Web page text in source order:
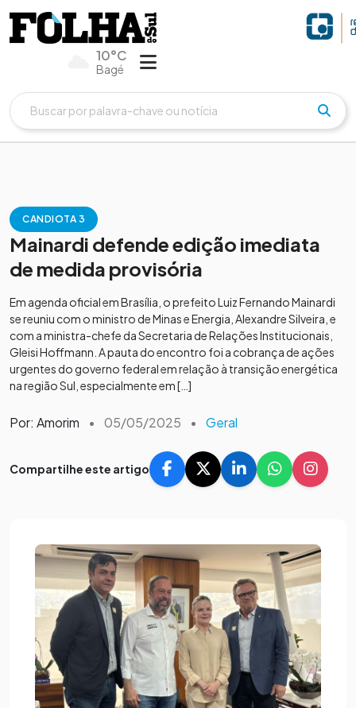
10°C
Bagé
CANDIOTA 3
Mainardi defende edição imediata
de medida provisória
Em agenda oficial em Brasília, o prefeito Luiz Fernando Mainardi
se reuniu com o ministro de Minas e Energia, Alexandre Silveira, e
com a ministra-chefe da Secretaria de Relações Institucionais,
Gleisi Hoffmann. A pauta do encontro foi a cobrança de ações
urgentes do governo federal em relação à transição energética
na região Sul, especialmente em […]
Por: Amorim • 05/05/2025 • Geral
Compartilhe este artigo